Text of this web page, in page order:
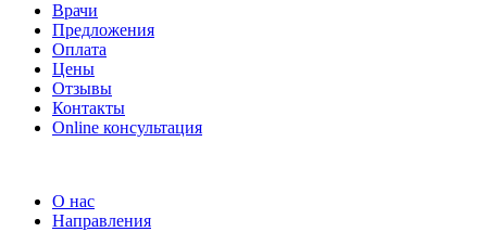
Врачи
Предложения
Оплата
Цены
Отзывы
Контакты
Online консультация
О нас
Направления